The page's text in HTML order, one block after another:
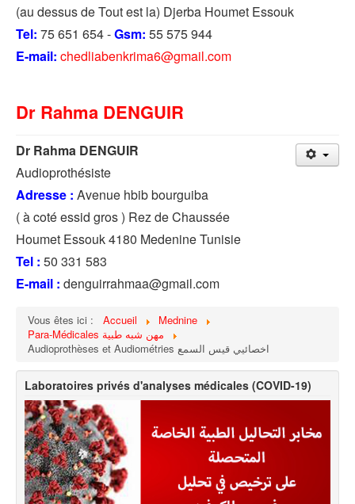
(au dessus de Tout est la) Djerba Houmet Essouk
Tel: 75 651 654 -Gsm: 55 575 944
E-mail: chedliabenkrima6@gmail.com
Dr Rahma DENGUIR
Dr Rahma DENGUIR
Audioprothésiste
Adresse : Avenue hbib bourguiba
( à coté essid gros ) Rez de Chaussée
Houmet Essouk 4180 Medenine Tunisie
Tel : 50 331 583
E-mail : denguirrahmaa@gmail.com
Vous êtes ici : Accueil
Mednine
Para-Médicales مهن شبه طبية
Audioprothèses et Audiométries اخصائيي قيس السمع
Laboratoires privés d'analyses médicales (COVID-19)